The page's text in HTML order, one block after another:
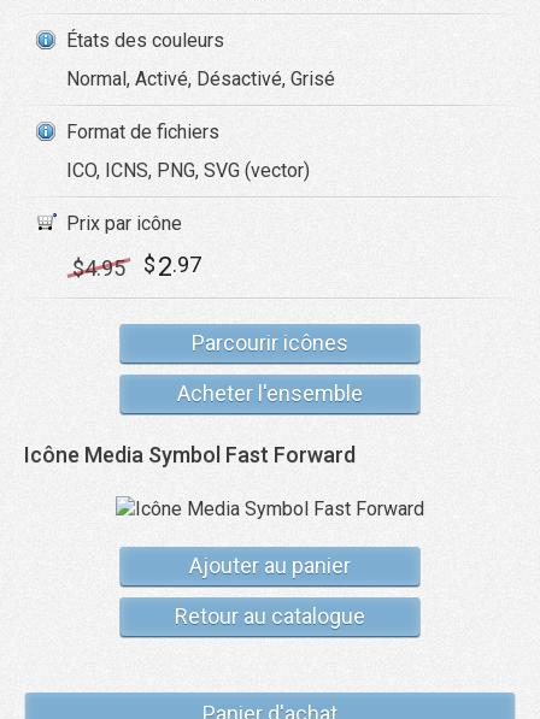
États des couleurs
Normal, Activé, Désactivé, Grisé
Format de fichiers
ICO, ICNS, PNG, SVG (vector)
Prix par icône
$4.95 $2.97
Parcourir icônes
Acheter l'ensemble
Icône Media Symbol Fast Forward
Ajouter au panier
Retour au catalogue
Panier d'achat